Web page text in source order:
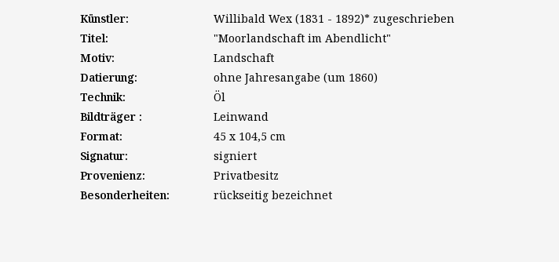
Künstler:
Willibald Wex (1831 - 1892)* zugeschrieben
Titel:
"Moorlandschaft im Abendlicht"
Motiv:
Landschaft
Datierung:
ohne Jahresangabe (um 1860)
Technik:
Öl
Bildträger :
Leinwand
Format:
45 x 104,5 cm
Signatur:
signiert
Provenienz:
Privatbesitz
Besonderheiten:
rückseitig bezeichnet